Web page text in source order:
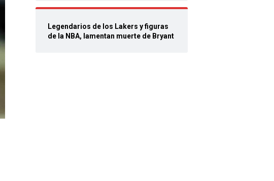
Legendarios de los Lakers y figuras
de la NBA, lamentan muerte de Bryant